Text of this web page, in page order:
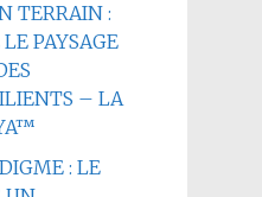
TERRAIN :
PAYSAGE
– LA
: LE